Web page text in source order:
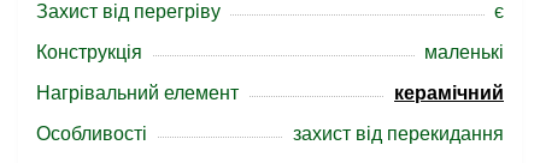
Захист від перегріву
є
Конструкція
маленькі
Нагрівальний елемент
керамічний
Особливості
захист від перекидання